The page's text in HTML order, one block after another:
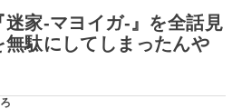
迷家-マヨイガ-』を全話見
無駄にしてしまったんや